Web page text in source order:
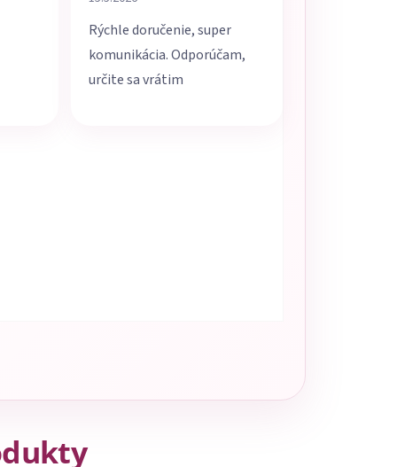
Rýchle doručenie, super
komunikácia. Odporúčam,
určite sa vrátim